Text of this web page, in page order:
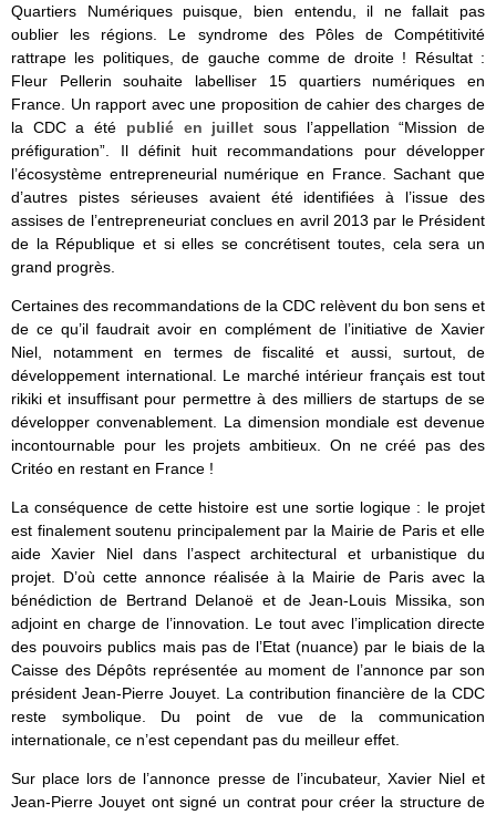
Quartiers Numériques puisque, bien entendu, il ne fallait pas
oublier les régions. Le syndrome des Pôles de Compétitivité
rattrape les politiques, de gauche comme de droite ! Résultat :
Fleur Pellerin souhaite labelliser 15 quartiers numériques en
France. Un rapport avec une proposition de cahier des charges de
la CDC a été publié en juillet sous l’appellation “Mission de
préfiguration”. Il définit huit recommandations pour développer
l’écosystème entrepreneurial numérique en France. Sachant que
d’autres pistes sérieuses avaient été identifiées à l’issue des
assises de l’entrepreneuriat conclues en avril 2013 par le Président
de la République et si elles se concrétisent toutes, cela sera un
grand progrès.
Certaines des recommandations de la CDC relèvent du bon sens et
de ce qu’il faudrait avoir en complément de l’initiative de Xavier
Niel, notamment en termes de fiscalité et aussi, surtout, de
développement international. Le marché intérieur français est tout
rikiki et insuffisant pour permettre à des milliers de startups de se
développer convenablement. La dimension mondiale est devenue
incontournable pour les projets ambitieux. On ne créé pas des
Critéo en restant en France !
La conséquence de cette histoire est une sortie logique : le projet
est finalement soutenu principalement par la Mairie de Paris et elle
aide Xavier Niel dans l’aspect architectural et urbanistique du
projet. D’où cette annonce réalisée à la Mairie de Paris avec la
bénédiction de Bertrand Delanoë et de Jean-Louis Missika, son
adjoint en charge de l’innovation. Le tout avec l’implication directe
des pouvoirs publics mais pas de l’Etat (nuance) par le biais de la
Caisse des Dépôts représentée au moment de l’annonce par son
président Jean-Pierre Jouyet. La contribution financière de la CDC
reste symbolique. Du point de vue de la communication
internationale, ce n’est cependant pas du meilleur effet.
Sur place lors de l’annonce presse de l’incubateur, Xavier Niel et
Jean-Pierre Jouyet ont signé un contrat pour créer la structure de